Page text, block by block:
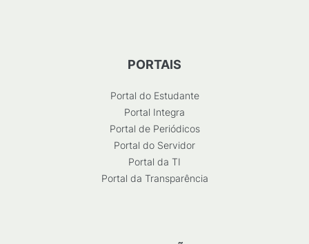
PORTAIS
Portal do Estudante
Portal Integra
Portal de Periódicos
Portal do Servidor
Portal da TI
Portal da Transparência